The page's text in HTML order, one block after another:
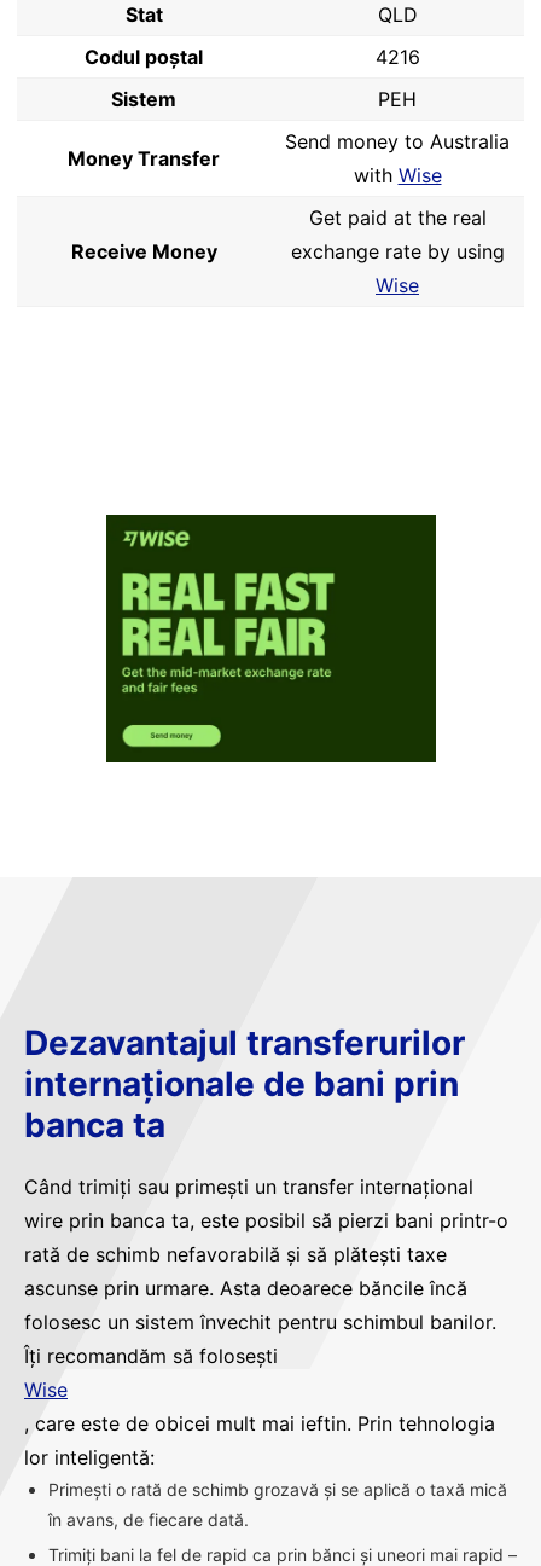
Stat
QLD
Codul poştal
4216
Sistem
PEH
Money Transfer
Send money to Australia
with Wise
Receive Money
Get paid at the real
exchange rate by using
Wise
Dezavantajul transferurilor
internaționale de bani prin
banca ta
Când trimiți sau primești un transfer internațional
wire prin banca ta, este posibil să pierzi bani printr-o
rată de schimb nefavorabilă și să plătești taxe
ascunse prin urmare. Asta deoarece băncile încă
folosesc un sistem învechit pentru schimbul banilor.
Îți recomandăm să folosești
Wise
, care este de obicei mult mai ieftin. Prin tehnologia
lor inteligentă:
Primești o rată de schimb grozavă și se aplică o taxă mică
în avans, de fiecare dată.
Trimiți bani la fel de rapid ca prin bănci și uneori mai rapid –